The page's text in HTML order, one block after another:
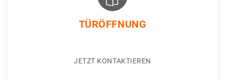
TÜRÖFFNUNG
JETZT KONTAKTIEREN